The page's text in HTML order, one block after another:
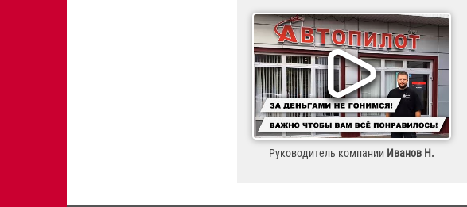
Руководитель компании Иванов Н.